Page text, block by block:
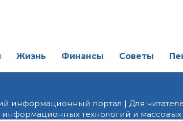
Жизнь Финансы Советы
информационный портал | Для
технологий и